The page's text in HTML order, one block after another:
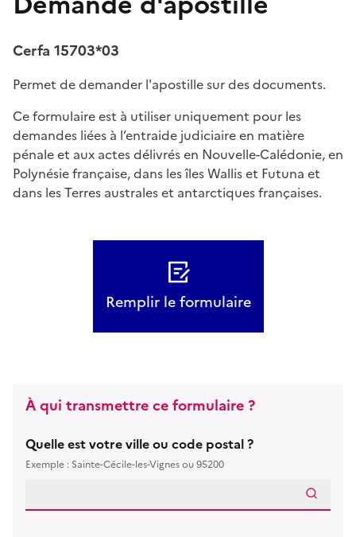
Cerfa 15703*03
Permet de demander l'apostille sur des documents.
Ce formulaire est à utiliser uniquement pour les
demandes liées à l’entraide judiciaire en matière
pénale et aux actes délivrés en Nouvelle-Calédonie, en
Polynésie française, dans les îles Wallis et Futuna et
dans les Terres australes et antarctiques françaises.
Remplir le formulaire
À qui transmettre ce formulaire ?
Quelle est votre ville ou code postal ?
Exemple : Sainte-Cécile-les-Vignes ou 95200